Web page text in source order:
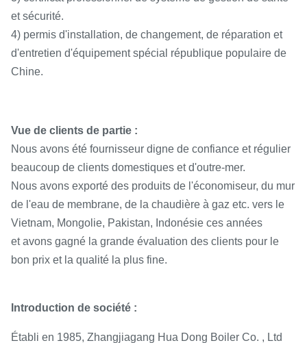
et sécurité.
4) permis d'installation, de changement, de réparation et
d'entretien d'équipement spécial république populaire de
Chine.
Vue de clients de partie :
Nous avons été fournisseur digne de confiance et régulier
beaucoup de clients domestiques et d'outre-mer.
Nous avons exporté des produits de l'économiseur, du mur
de l'eau de membrane, de la chaudière à gaz etc. vers le
Vietnam, Mongolie, Pakistan, Indonésie ces années
et avons gagné la grande évaluation des clients pour le
bon prix et la qualité la plus fine.
Introduction de société :
Établi en 1985, Zhangjiagang Hua Dong Boiler Co. , Ltd